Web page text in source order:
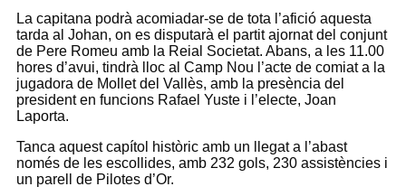
La capitana podrà acomiadar-se de tota l’afició aquesta
tarda al Johan, on es disputarà el partit ajornat del conjunt
de Pere Romeu amb la Reial Societat. Abans, a les 11.00
hores d’avui, tindrà lloc al Camp Nou l’acte de comiat a la
jugadora de Mollet del Vallès, amb la presència del
president en funcions Rafael Yuste i l’electe, Joan
Laporta.
Tanca aquest capítol històric amb un llegat a l’abast
només de les escollides, amb 232 gols, 230 assistències i
un parell de Pilotes d’Or.